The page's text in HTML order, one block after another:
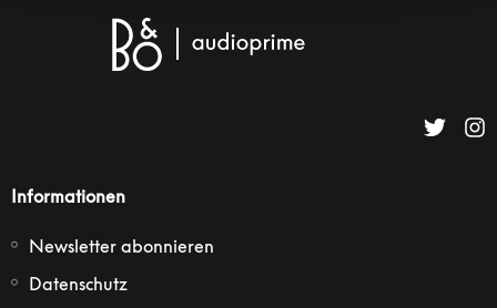
Informationen
Newsletter abonnieren
Datenschutz